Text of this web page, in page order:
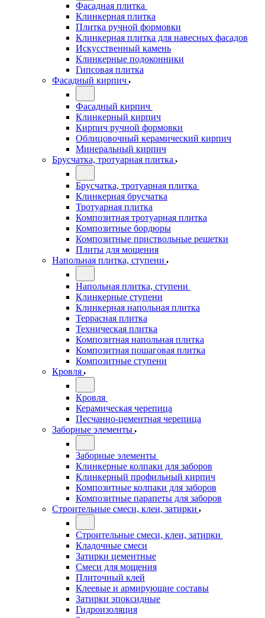
Фасадная плитка
Клинкерная плитка
Плитка ручной формовки
Клинкерная плитка для навесных фасадов
Искусственный камень
Клинкерные подоконники
Гипсовая плитка
Фасадный кирпич
Фасадный кирпич
Клинкерный кирпич
Кирпич ручной формовки
Облицовочный керамический кирпич
Минеральный кирпич
Брусчатка, тротуарная плитка
Брусчатка, тротуарная плитка
Клинкерная брусчатка
Тротуарная плитка
Композитная тротуарная плитка
Композитные бордюры
Композитные приствольные решетки
Плиты для мощения
Напольная плитка, ступени
Напольная плитка, ступени
Клинкерные ступени
Клинкерная напольная плитка
Террасная плитка
Техническая плитка
Композитная напольная плитка
Композитная пошаговая плитка
Композитные ступени
Кровля
Кровля
Керамическая черепица
Песчанно-цементная черепица
Заборные элементы
Заборные элементы
Клинкерные колпаки для заборов
Клинкерный профильный кирпич
Композитные колпаки для заборов
Композитные парапеты для заборов
Строительные смеси, клеи, затирки
Строительные смеси, клеи, затирки
Кладочные смеси
Затирки цементные
Смеси для мощения
Плиточный клей
Клеевые и армирующие составы
Затирки эпоксидные
Гидроизоляция